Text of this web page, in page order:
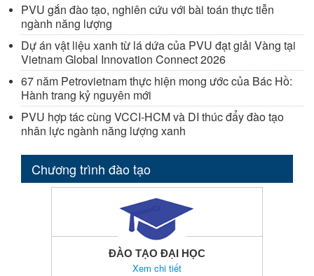
PVU gắn đào tạo, nghiên cứu với bài toán thực tiễn
ngành năng lượng
Dự án vật liệu xanh từ lá dứa của PVU đạt giải Vàng tại
Vietnam Global Innovation Connect 2026
67 năm Petrovietnam thực hiện mong ước của Bác Hồ:
Hành trang kỷ nguyên mới
PVU hợp tác cùng VCCI-HCM và DI thúc đẩy đào tạo
nhân lực ngành năng lượng xanh
Chương trình đào tạo
ĐÀO TẠO ĐẠI HỌC
Xem chi tiết